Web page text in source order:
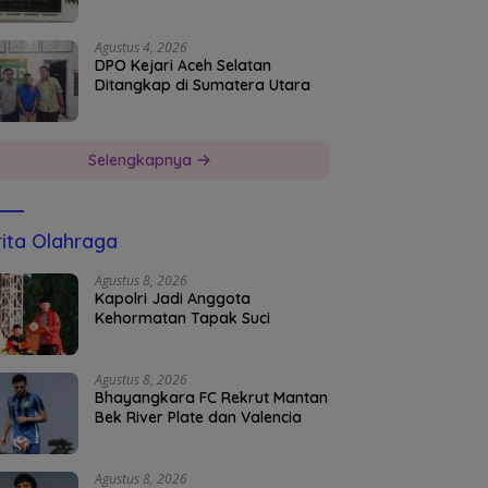
Agustus 4, 2026
DPO Kejari Aceh Selatan
Ditangkap di Sumatera Utara
Selengkapnya
Olahraga
Agustus 8, 2026
Kapolri Jadi Anggota
Kehormatan Tapak Suci
Agustus 8, 2026
Bhayangkara FC Rekrut Mantan
Bek River Plate dan Valencia
Agustus 8, 2026